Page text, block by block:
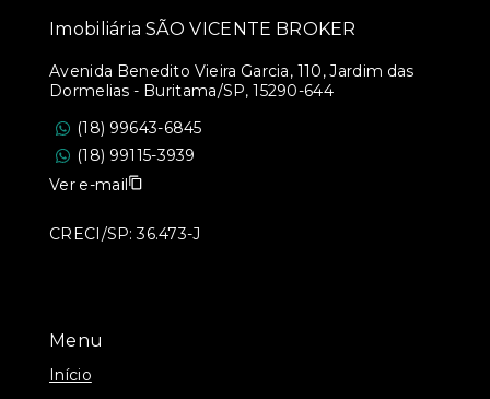
Menu
Início
Imobiliária SÃO VICENTE BROKER
Avenida Benedito Vieira Garcia, 110, Jardim das
Dormelias - Buritama/SP, 15290-644
(18) 99643-6845
(18) 99115-3939
Ver e-mail
CRECI/SP: 36.473-J